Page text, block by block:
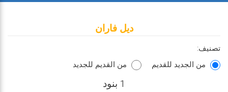
ديل فاران
تصنيف:
من الجديد للقديم
من القديم للجديد
1 بنود